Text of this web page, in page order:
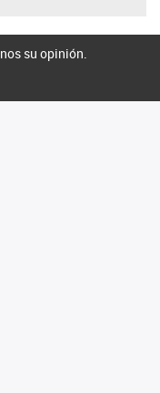
su opinión.